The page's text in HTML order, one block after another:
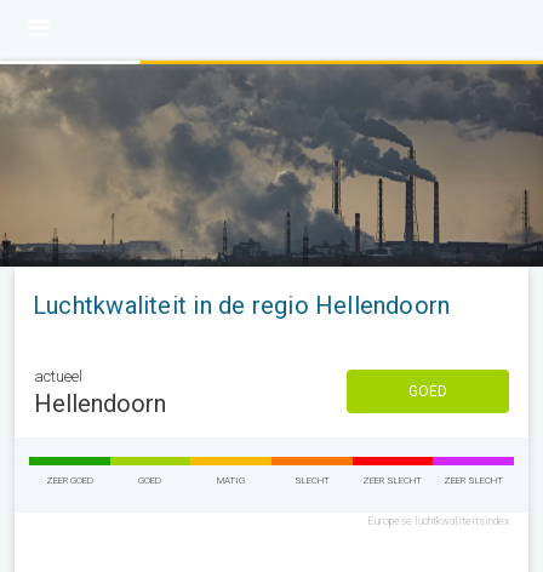
Luchtkwaliteit in de regio Hellendoorn
actueel
Hellendoorn GOED
ZEER GOED GOED MATIG SLECHT ZEER SLECHT ZEER SLECHT
Europese luchtkwaliteitsindex